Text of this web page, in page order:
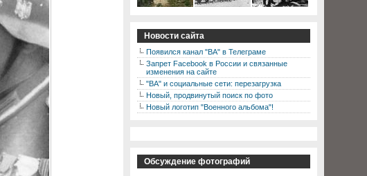
Новости сайта
Появился канал "ВА" в Телеграме
Запрет Facebook в России и связанные
изменения на сайте
"ВА" и социальные сети: перезагрузка
Новый, продвинутый поиск по фото
Новый логотип "Военного альбома"!
Обсуждение фотографий